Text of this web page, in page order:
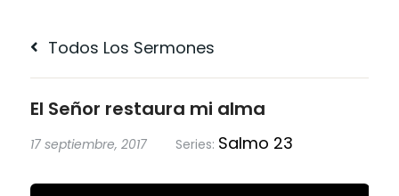
Todos Los Sermones
El Señor restaura mi alma
17 septiembre, 2017 Series: Salmo 23